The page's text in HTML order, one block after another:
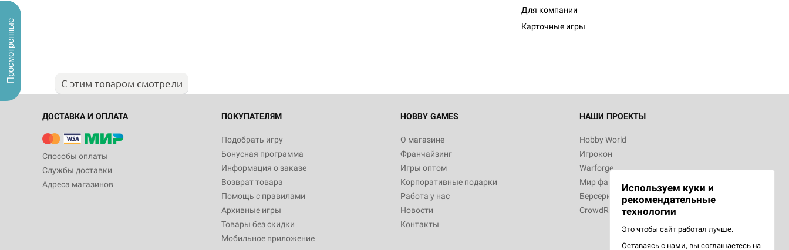
Для компании
Карточные игры
С этим товаром смотрели
ДОСТАВКА И ОПЛАТА
Способы оплаты
Службы доставки
Адреса магазинов
ПОКУПАТЕЛЯМ
Подобрать игру
Бонусная программа
Информация о заказе
Возврат товара
Помощь с правилами
Архивные игры
Товары без скидки
Мобильное приложение
HOBBY GAMES
О магазине
Франчайзинг
Игры оптом
Корпоративные подарки
Работа у нас
Новости
Контакты
НАШИ ПРОЕКТЫ
Hobby World
Игрокон
Warforge
Мир фантастики
Берсерк
CrowdRepublic
Используем куки и
рекомендательные
технологии
Это чтобы сайт работал лучше.
Оставаясь с нами, вы соглашаетесь на
Просмотренные
Настольная игра Hobby World Монстры
Белая смерть
12 990
Настольная игра Hobby World Ужас
3 490